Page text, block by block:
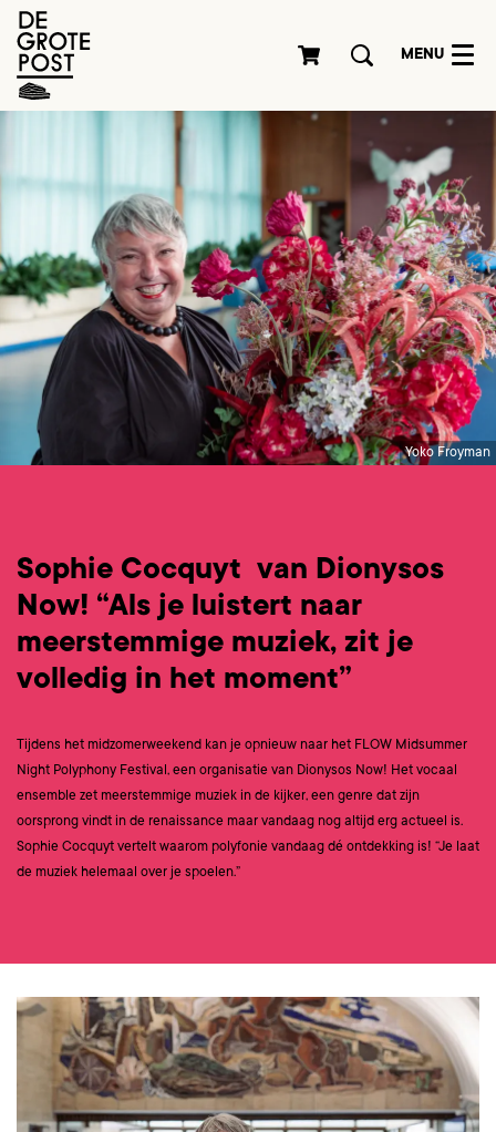
MENU
Yoko Froyman
Sophie Cocquyt van Dionysos
Now! “Als je luistert naar
meerstemmige muziek, zit je
volledig in het moment”
Tijdens het midzomerweekend kan je opnieuw naar het FLOW Midsummer
Night Polyphony Festival, een organisatie van Dionysos Now! Het vocaal
ensemble zet meerstemmige muziek in de kijker, een genre dat zijn
oorsprong vindt in de renaissance maar vandaag nog altijd erg actueel is.
Sophie Cocquyt vertelt waarom polyfonie vandaag dé ontdekking is! “Je laat
de muziek helemaal over je spoelen.”